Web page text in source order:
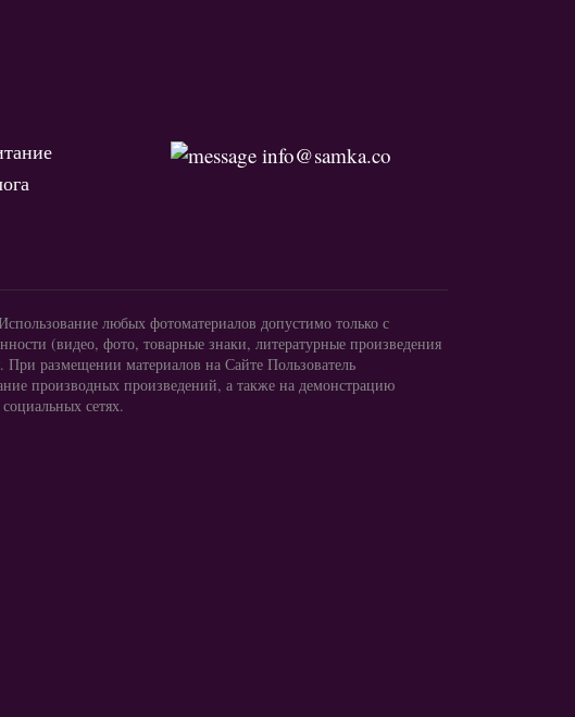
info@samka.co
любых фотоматериалов допустимо только с
(видео, фото, товарные знаки, литературные произведения
размещении материалов на Сайте Пользователь
производных произведений, а также на демонстрацию
сетях.